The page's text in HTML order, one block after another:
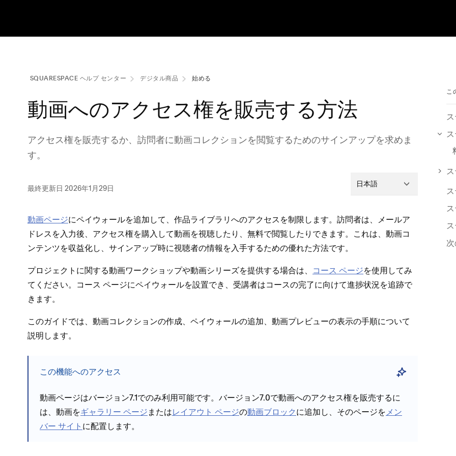
SQUARESPACE ヘルプ センタ⁠ー デジタル商品 始める
動画へのアクセス権を販売する方法
アクセス権を販売するか⁠、訪問者に動画コレクシ⁠ョンを閲覧するためのサインア⁠ップを求めま
す⁠。
最終更新日 2026年1月29日 日本語
動画ペ⁠ージにペイウ⁠ォ⁠ールを追加して⁠、作品ライブラリへのアクセスを制限します⁠。訪問者は⁠、メ⁠ールア
ドレスを入力後⁠、アクセス権を購入して動画を視聴したり⁠、無料で閲覧したりできます⁠。これは⁠、動画コ
ンテンツを収益化し⁠、サインア⁠ップ時に視聴者の情報を入手するための優れた方法です⁠。
プロジ⁠ェクトに関する動画ワ⁠ークシ⁠ョ⁠ップや動画シリ⁠ーズを提供する場合は⁠、 コ⁠ース ペ⁠ージを使用してみ
てください⁠。コ⁠ース ペ⁠ージにペイウ⁠ォ⁠ールを設置でき⁠、受講者はコ⁠ースの完了に向けて進捗状況を追跡で
きます⁠。
このガイドでは⁠、動画コレクシ⁠ョンの作成⁠、ペイウ⁠ォ⁠ールの追加⁠、動画プレビ⁠ュ⁠ーの表示の手順について
説明します⁠。
この機能へのアクセス
動画ペ⁠ージはバ⁠ージ⁠ョン7⁠.1でのみ利用可能です⁠。バ⁠ージ⁠ョン7⁠.0で動画へのアクセス権を販売するに
は⁠、動画をギ⁠ャラリ⁠ー ペ⁠ージ またはレイアウト ペ⁠ージの動画ブロ⁠ック に追加し⁠、そのペ⁠ージを メン
バ⁠ー サイト に配置します⁠。
こ